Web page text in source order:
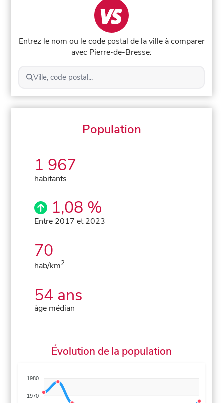
Entrez le nom ou le code postal de la ville à comparer
avec Pierre-de-Bresse:
Ville, code postal...
Population
1 967
habitants
1,08 %
Entre 2017 et 2023
70
hab/km2
54 ans
âge médian
Évolution de la population
1980
1970